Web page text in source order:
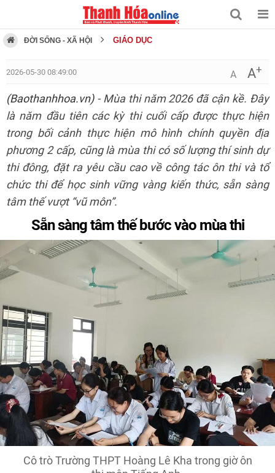
ĐỜI SỐNG - XÃ HỘI GIÁO DỤC
2026-05-30 08:49:00 A A+
(Baothanhhoa.vn)- Mùa thi năm 2026 đã cận kề. Đây
là năm đầu tiên các kỳ thi cuối cấp được thực hiện
trong bối cảnh thực hiện mô hình chính quyền địa
phương 2 cấp, cũng là mùa thi có số lượng thí sinh dự
thi đông, đặt ra yêu cầu cao về công tác ôn thi và tổ
chức thi để học sinh vững vàng kiến thức, sẵn sàng
tâm thế vượt “vũ môn”.
Sẵn sàng tâm thế bước vào mùa thi
Cô trò Trường THPT Hoàng Lê Kha trong giờ ôn